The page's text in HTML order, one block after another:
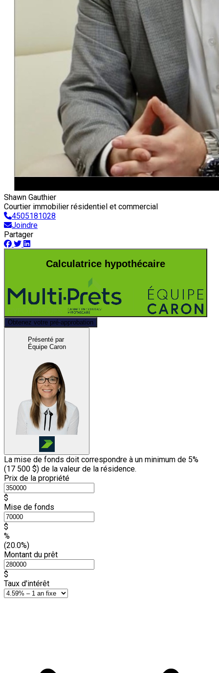
Shawn Gauthier
Courtier immobilier résidentiel et commercial
4505181028
Joindre
Partager
Calculatrice hypothécaire
Obtenez votre pré-approbation
Présenté par
Équipe Caron
La mise de fonds doit correspondre à un minimum de 5%
(17 500 $) de la valeur de la résidence.
Prix de la propriété
$
Mise de fonds
$
%
(20.0%)
Montant du prêt
$
Taux d'intérêt